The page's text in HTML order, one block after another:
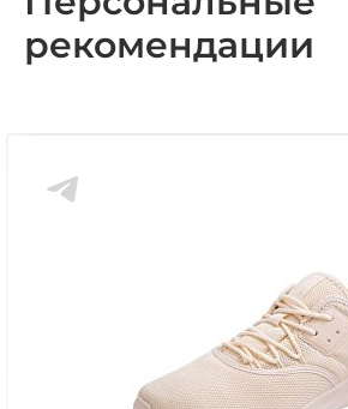
рекомендации